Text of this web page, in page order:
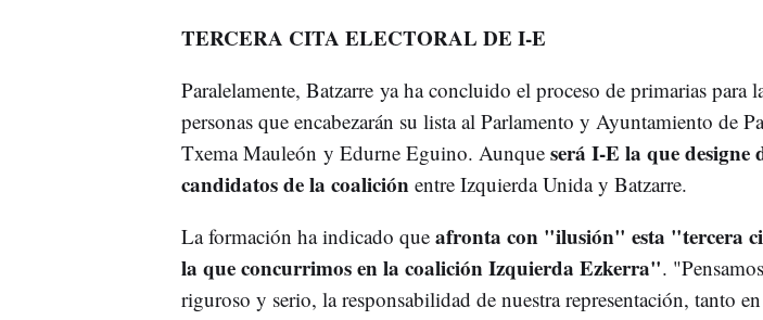
TERCERA CITA ELECTORAL DE I-E
Paralelamente, Batzarre ya ha concluido el proceso de primarias para
personas que encabezarán su lista al Parlamento y Ayuntamiento de
Txema Mauleón y Edurne Eguino. Aunque será I-E la que designe
candidatos de la coalición entre Izquierda Unida y Batzarre.
La formación ha indicado queafronta con "ilusión" esta "tercera
la que concurrimos en la coalición Izquierda Ezkerra".
riguroso y serio, la responsabilidad de nuestra representación, tanto